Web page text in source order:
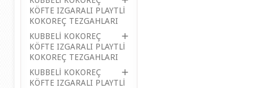
KÖFTE IZGARALI PLAYTLİ
KOKOREÇ TEZGAHLARI
KUBBELİ KOKOREÇ
KÖFTE IZGARALI PLAYTLİ
KOKOREÇ TEZGAHLARI
KUBBELİ KOKOREÇ
KÖFTE IZGARALI PLAYTLİ